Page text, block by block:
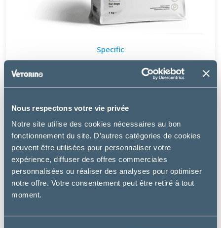
Nous respectons votre vie privée
Notre site utilise des cookies nécessaires au bon
fonctionnement du site. D’autres catégories de cookies
peuvent être utilisées pour personnaliser votre
expérience, diffuser des offres commerciales
personnalisées ou réaliser des analyses pour optimiser
notre offre. Votre consentement peut être retiré à tout
moment.
Specific
COD SKIN FUNCTION SUPPORT – CHIEN
à partir de